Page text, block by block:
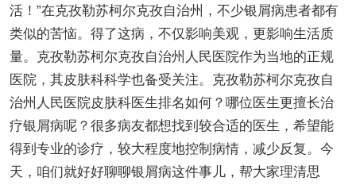
活！”在克孜勒苏柯尔克孜自治州，不少银屑病患者都有
类似的苦恼。得了这病，不仅影响美观，更影响生活质
量。克孜勒苏柯尔克孜自治州人民医院作为当地的正规
医院，其皮肤科科学也备受关注。克孜勒苏柯尔克孜自
治州人民医院皮肤科医生排名如何？哪位医生更擅长治
疗银屑病呢？很多病友都想找到较合适的医生，希望能
得到专业的诊疗，较大程度地控制病情，减少反复。今
天，咱们就好好聊聊银屑病这件事儿，帮大家理清思